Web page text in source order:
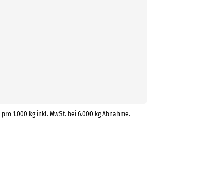
1.000 kg inkl. MwSt. bei 6.000 kg Abnahme.